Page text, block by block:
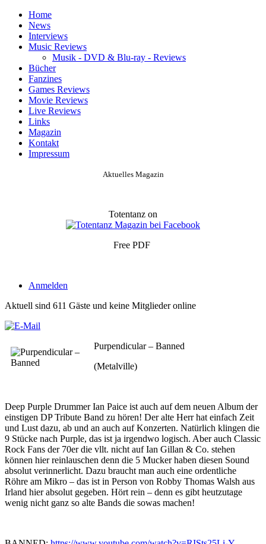
Home
News
Interviews
Music Reviews
Musik - DVD & Blu-ray - Reviews
Bücher
Fanzines
Games Reviews
Movie Reviews
Live Reviews
Links
Magazin
Kontakt
Impressum
Aktuelles Magazin
Totentanz on
Free PDF
Anmelden
Aktuell sind 611 Gäste und keine Mitglieder online
Purpendicular – Banned
(Metalville)
Deep Purple Drummer Ian Paice ist auch auf dem neuen Album der
einstigen DP Tribute Band zu hören! Der alte Herr hat einfach Zeit
und Lust dazu, ab und an auch auf Konzerten. Natürlich klingen die
9 Stücke nach Purple, das ist ja irgendwo logisch. Aber auch Classic
Rock Fans der 70er die vllt. nicht auf Ian Gillan & Co. stehen
können hier reinlauschen denn die 5 Mucker haben diesen Sound
absolut verinnerlicht. Dazu braucht man auch eine ordentliche
Röhre am Mikro – das ist in Person von Robby Thomas Walsh aus
Irland hier absolut gegeben. Hört rein – denn es gibt heutzutage
wenig nicht ganz so alte Bands die sowas machen!